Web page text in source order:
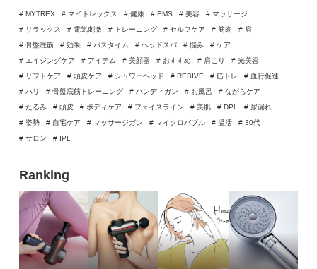
# MYTREX # マイトレックス # 健康 # EMS # 美容
# マッサージ
# リラックス
# 電気刺激 # トレーニング # セルフケア # 筋肉
# 肩
# 骨盤底筋
# 効果 # バスタイム # ヘッドスパ # 悩み
# ケア
# エイジングケア
# アイテム # 美顔器 # おすすめ # 肩こり
# 光美容
# リフトケア
# 頭皮ケア # シャワーヘッド # REBIVE # 筋トレ
# 血行促進
# ハリ
# 骨盤底筋トレーニング # ハンディガン # お風呂
# ながらケア
# たるみ
# 頭皮 # ボディケア # フェイスライン # 美肌 # DPL
# 尿漏れ
# 姿勢
# 自宅ケア # マッサージガン # マイクロバブル # 温活
# 30代
# サロン
# IPL
Ranking